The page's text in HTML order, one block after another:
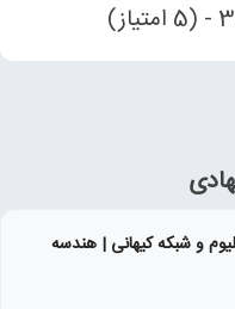
و شبکه کیهانی | هندسه